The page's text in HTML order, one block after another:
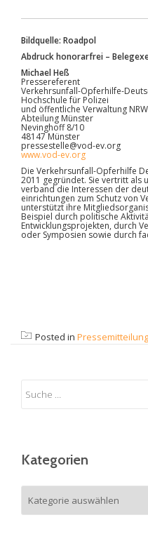
Bildquelle: Roadpol
Abdruck honorarfrei –
Michael Heß
Pressereferent
Verkehrsunfall-Opferhilfe-
Hochschule für Polizei
und öffentliche Verwaltung NRW
Abteilung Münster
Nevinghoff 8/10
48147 Münster
pressestelle@vod-ev.org
www.vod-ev.org
Die Verkehrsunfall-Opferhilfe
2011 gegründet. Sie vertritt
verband die Interessen der
einrichtungen zum Schutz von
unterstützt ihre
Beispiel durch politische
Entwicklungs­projekten, durch
oder Symposien sowie durch
Posted in
Kategorien